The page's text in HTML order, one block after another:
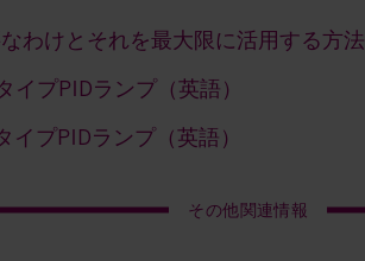
わけとそれを最大限に活用する方法
プPIDランプ（英語）
プPIDランプ（英語）
その他関連情報